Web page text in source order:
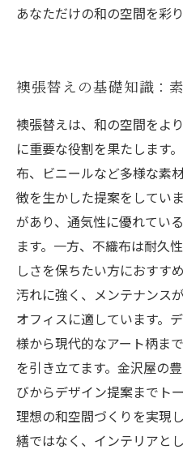
あなただけの和の空間を彩
襖張替えの基礎知識：
襖張替えは、和の空間をよ
に重要な役割を果たします
布、ビニールなど多様な素
徴を生かした提案をしてい
があり、通気性に優れてい
ます。一方、不織布は耐久
しさを保ちたい方におすす
汚れに強く、メンテナンス
オフィスに適しています。
様から現代的なアート柄ま
を引き立てます。金沢屋の
びからデザイン提案までト
理想の和空間づくりを実現
繕ではなく、インテリアと